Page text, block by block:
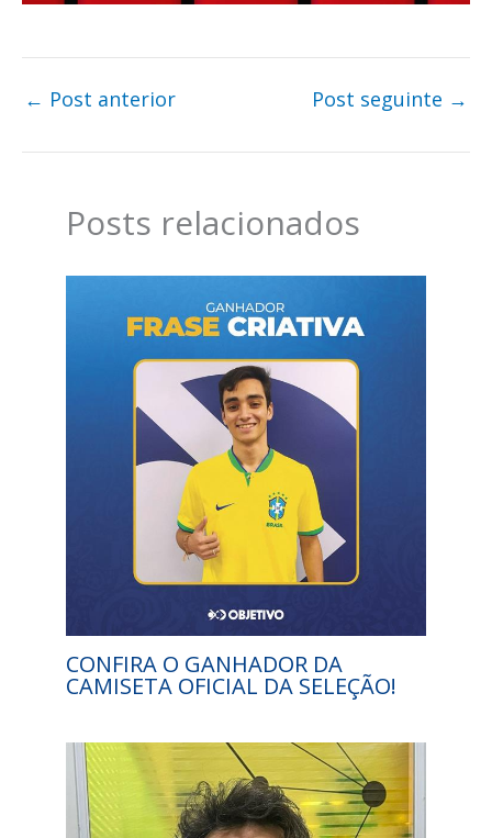
← Post anterior Post seguinte →
Posts relacionados
CONFIRA O GANHADOR DA
CAMISETA OFICIAL DA SELEÇÃO!